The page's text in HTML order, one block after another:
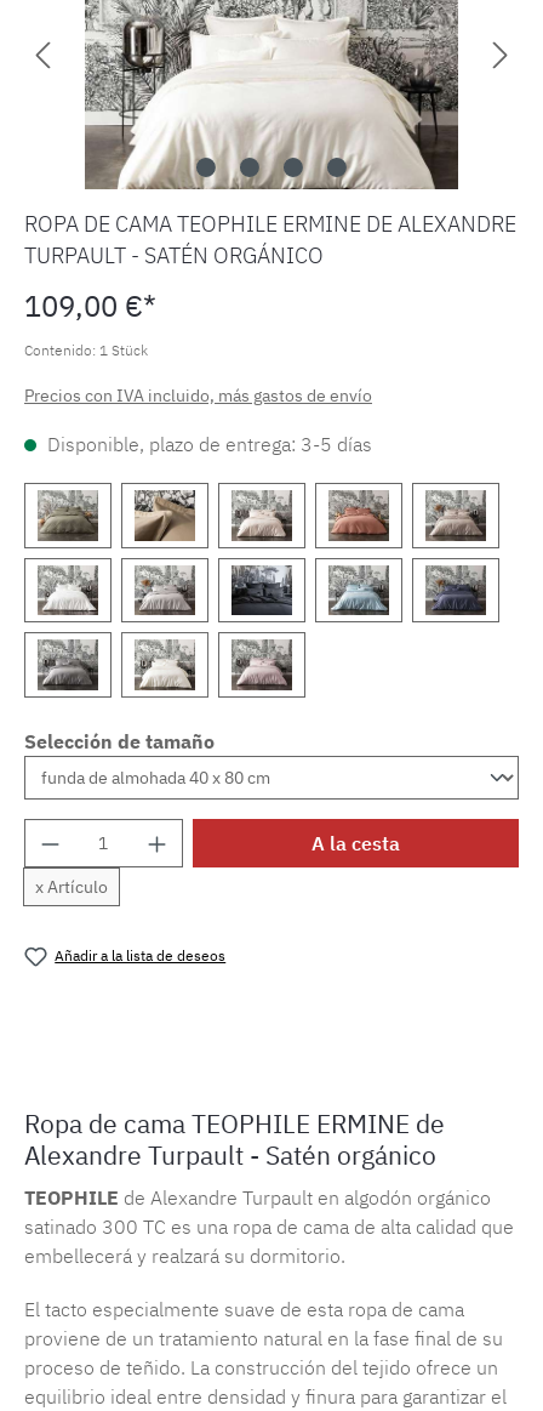
ROPA DE CAMA TEOPHILE ERMINE DE ALEXANDRE
TURPAULT - SATÉN ORGÁNICO
109,00 €*
Contenido: 1 Stück
Precios con IVA incluido, más gastos de envío
Disponible, plazo de entrega: 3-5 días
Selección de tamaño
Cantidad del producto: introduce la
x Artículo
A la cesta
Añadir a la lista de deseos
Ropa de cama TEOPHILE ERMINE de
Alexandre Turpault - Satén orgánico
TEOPHILE de Alexandre Turpault en algodón orgánico
satinado 300 TC es una ropa de cama de alta calidad que
embellecerá y realzará su dormitorio.
El tacto especialmente suave de esta ropa de cama
proviene de un tratamiento natural en la fase final de su
proceso de teñido. La construcción del tejido ofrece un
equilibrio ideal entre densidad y finura para garantizar el